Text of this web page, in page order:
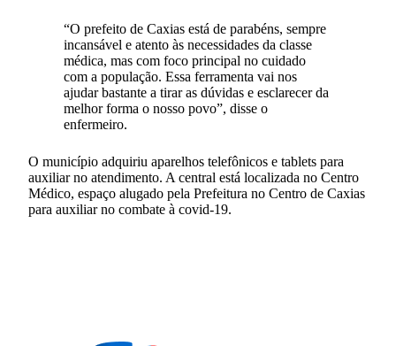
“O prefeito de Caxias está de parabéns, sempre
incansável e atento às necessidades da classe
médica, mas com foco principal no cuidado
com a população. Essa ferramenta vai nos
ajudar bastante a tirar as dúvidas e esclarecer da
melhor forma o nosso povo”, disse o
enfermeiro.
O município adquiriu aparelhos telefônicos e tablets para
auxiliar no atendimento. A central está localizada no Centro
Médico, espaço alugado pela Prefeitura no Centro de Caxias
para auxiliar no combate à covid-19.